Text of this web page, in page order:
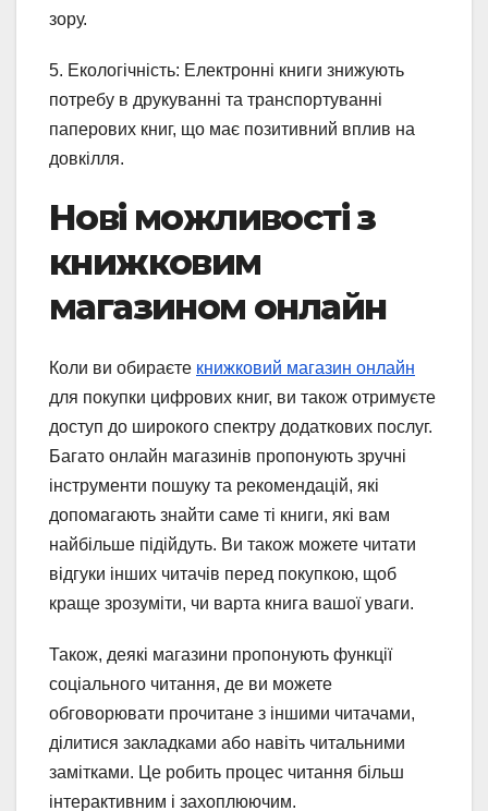
зору.
5. Екологічність: Електронні книги знижують
потребу в друкуванні та транспортуванні
паперових книг, що має позитивний вплив на
довкілля.
Нові можливості з
книжковим
магазином онлайн
Коли ви обираєте книжковий магазин онлайн
для покупки цифрових книг, ви також отримуєте
доступ до широкого спектру додаткових послуг.
Багато онлайн магазинів пропонують зручні
інструменти пошуку та рекомендацій, які
допомагають знайти саме ті книги, які вам
найбільше підійдуть. Ви також можете читати
відгуки інших читачів перед покупкою, щоб
краще зрозуміти, чи варта книга вашої уваги.
Також, деякі магазини пропонують функції
соціального читання, де ви можете
обговорювати прочитане з іншими читачами,
ділитися закладками або навіть читальними
замітками. Це робить процес читання більш
інтерактивним і захоплюючим.